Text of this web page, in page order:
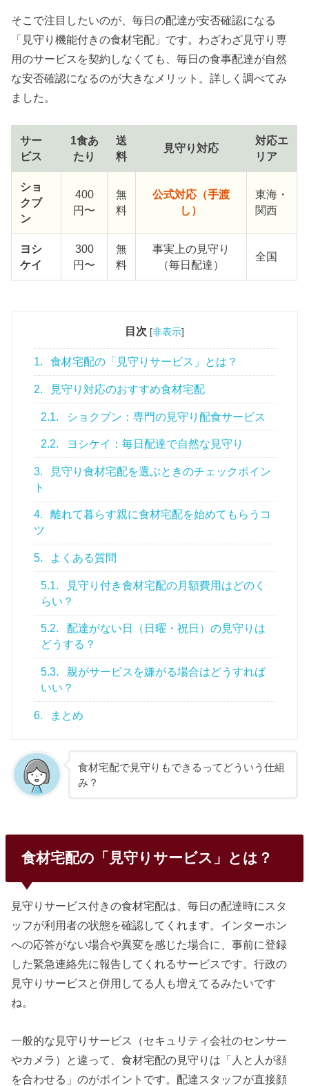
そこで注目したいのが、毎日の配達が安否確認になる
「見守り機能付きの食材宅配」です。わざわざ見守り専
用のサービスを契約しなくても、毎日の食事配達が自然
な安否確認になるのが大きなメリット。詳しく調べてみ
ました。
サー
ビス
1食あ
たり
送
料
見守り対応
対応エ
リア
ショ
クブ
ン
400
円〜
無
料
公式対応（手渡
し）
東海・
関西
ヨシ
ケイ
300
円〜
無
料
事実上の見守り
（毎日配達）
全国
目次 [非表示]
1. 食材宅配の「見守りサービス」とは？
2. 見守り対応のおすすめ食材宅配
2.1. ショクブン：専門の見守り配食サービス
2.2. ヨシケイ：毎日配達で自然な見守り
3.
見守り食材宅配を選ぶときのチェックポイン
ト
4.
離れて暮らす親に食材宅配を始めてもらうコ
ツ
5. よくある質問
5.1.
見守り付き食材宅配の月額費用はどのく
らい？
5.2.
配達がない日（日曜・祝日）の見守りは
どうする？
5.3.
親がサービスを嫌がる場合はどうすれば
いい？
6. まとめ
食材宅配で見守りもできるってどういう仕組
み？
食材宅配の「見守りサービス」とは？
見守りサービス付きの食材宅配は、毎日の配達時にスタ
ッフが利用者の状態を確認してくれます。インターホン
への応答がない場合や異変を感じた場合に、事前に登録
した緊急連絡先に報告してくれるサービスです。行政の
見守りサービスと併用してる人も増えてるみたいです
ね。
一般的な見守りサービス（セキュリティ会社のセンサー
やカメラ）と違って、食材宅配の見守りは「人と人が顔
を合わせる」のがポイントです。配達スタッフが直接顔